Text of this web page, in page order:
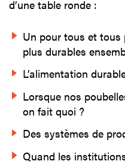
d’une table ronde :
Un pour tous et
plus durables
L’alimentation
Lorsque nos
on fait quoi ?
Des systèmes de
Quand les